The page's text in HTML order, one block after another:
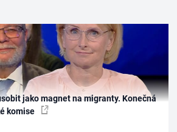
jako magnet na migranty. Konečná
komise